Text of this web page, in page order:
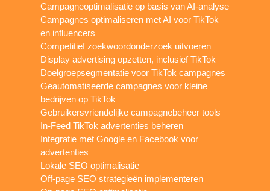
Campagneoptimalisatie op basis van AI-analyse
Campagnes optimaliseren met AI voor TikTok
en influencers
Competitief zoekwoordonderzoek uitvoeren
Display advertising opzetten, inclusief TikTok
Doelgroepsegmentatie voor TikTok campagnes
Geautomatiseerde campagnes voor kleine
bedrijven op TikTok
Gebruikersvriendelijke campagnebeheer tools
In-Feed TikTok advertenties beheren
Integratie met Google en Facebook voor
advertenties
Lokale SEO optimalisatie
Off-page SEO strategieën implementeren